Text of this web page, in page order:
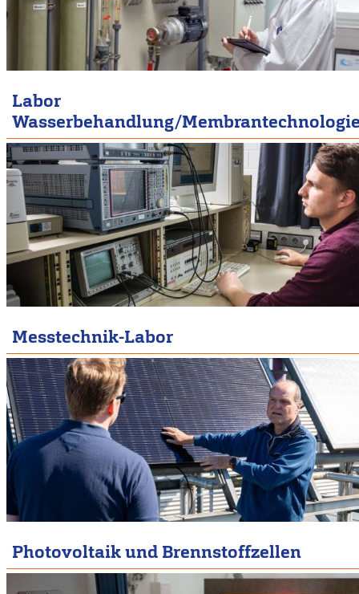
Labor
Wasserbehandlung/
Messtechnik-Labor
Photovoltaik und Brennstoffzellen